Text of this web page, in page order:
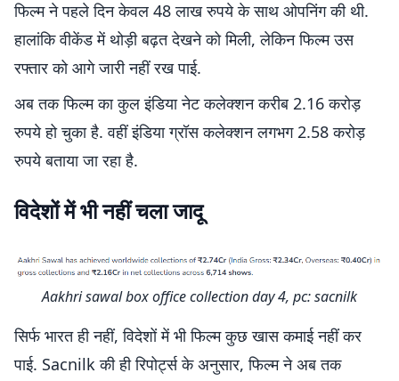
फिल्म ने पहले दिन केवल 48 लाख रुपये के साथ ओपनिंग की थी.
हालांकि वीकेंड में थोड़ी बढ़त देखने को मिली, लेकिन फिल्म उस
रफ्तार को आगे जारी नहीं रख पाई.
अब तक फिल्म का कुल इंडिया नेट कलेक्शन करीब 2.16 करोड़
रुपये हो चुका है. वहीं इंडिया ग्रॉस कलेक्शन लगभग 2.58 करोड़
रुपये बताया जा रहा है.
विदेशों में भी नहीं चला जादू
Aakhri sawal box office collection day 4, pc: sacnilk
सिर्फ भारत ही नहीं, विदेशों में भी फिल्म कुछ खास कमाई नहीं कर
पाई. Sacnilk की ही रिपोर्ट्स के अनुसार, फिल्म ने अब तक